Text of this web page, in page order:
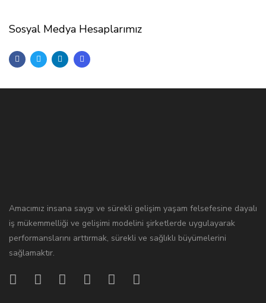
Sosyal Medya Hesaplarımız
Amacımız insana saygı ve sürekli gelişim yaşam felsefesine dayalı
iş mükemmelliği ve gelişimi modelini şirketlerde uygulayarak
performanslarını arttırmak, sürekli ve sağlıklı büyümelerini
sağlamaktır.